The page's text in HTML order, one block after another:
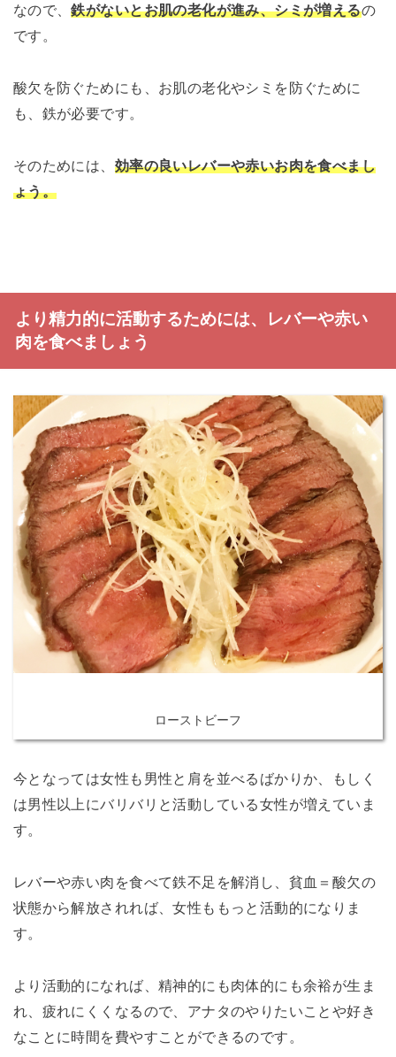
なので、鉄がないとお肌の老化が進み、シミが増えるの
です。
酸欠を防ぐためにも、お肌の老化やシミを防ぐために
も、鉄が必要です。
そのためには、 効率の良いレバーや赤いお肉を食べまし
ょう。
より精力的に活動するためには、レバーや赤い
肉を食べましょう
ローストビーフ
今となっては女性も男性と肩を並べるばかりか、もしく
は男性以上にバリバリと活動している女性が増えていま
す。
レバーや赤い肉を食べて鉄不足を解消し、貧血＝酸欠の
状態から解放されれば、女性ももっと活動的になりま
す。
より活動的になれば、精神的にも肉体的にも余裕が生ま
れ、疲れにくくなるので、アナタのやりたいことや好き
なことに時間を費やすことができるのです。